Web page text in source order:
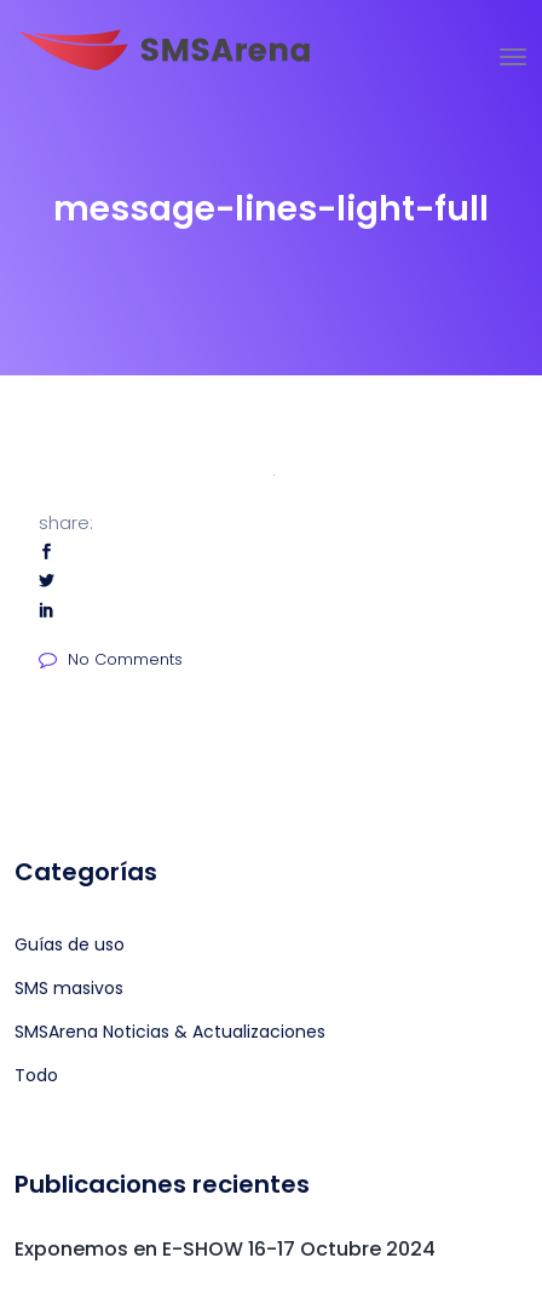
message-lines-light-full
share:
No Comments
Categorías
Guías de uso
SMS masivos
SMSArena Noticias & Actualizaciones
Todo
Publicaciones recientes
Exponemos en E-SHOW 16-17 Octubre 2024